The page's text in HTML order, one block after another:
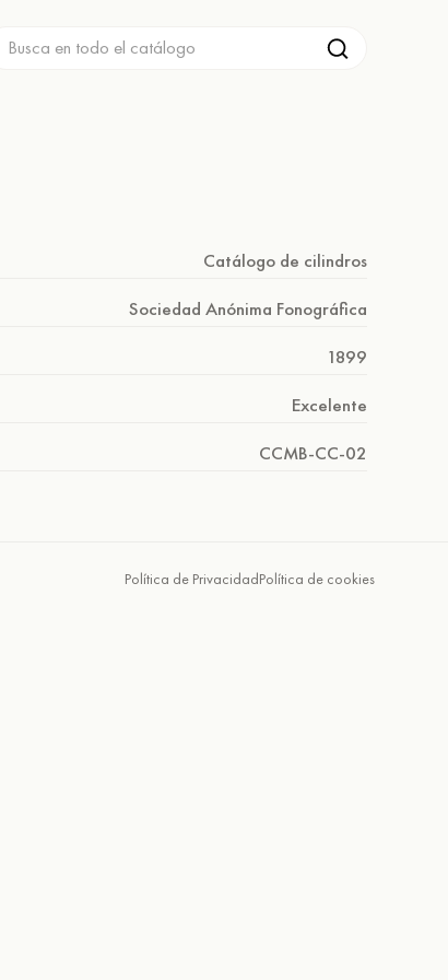
Catálogo de cilindros
Sociedad Anónima Fonográfica
1899
Excelente
CCMB-CC-02
Política de PrivacidadPolítica de cookies